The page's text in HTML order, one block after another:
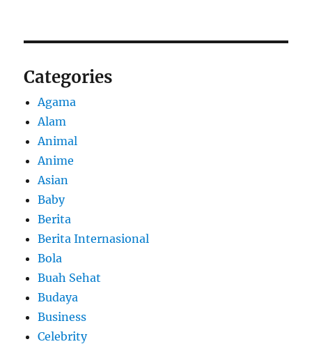
Categories
Agama
Alam
Animal
Anime
Asian
Baby
Berita
Berita Internasional
Bola
Buah Sehat
Budaya
Business
Celebrity